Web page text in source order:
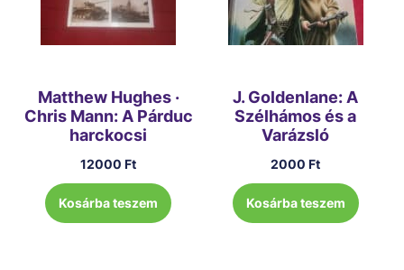
Matthew Hughes ·
Chris Mann: A Párduc
harckocsi
12000Ft
Kosárba teszem
J. Goldenlane: A
Szélhámos és a
Varázsló
2000Ft
Kosárba teszem